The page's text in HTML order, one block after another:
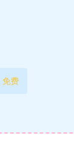
免费